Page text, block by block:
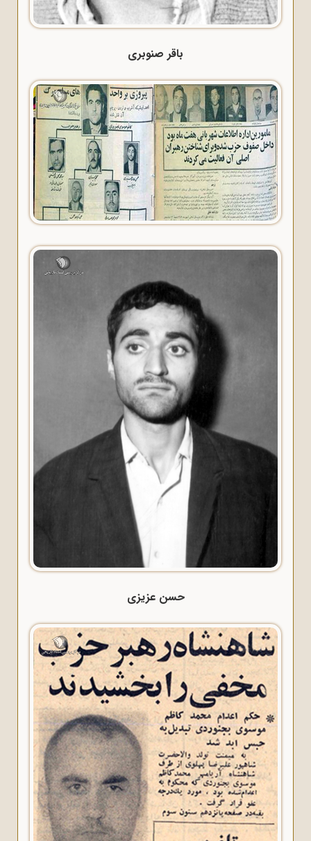
باقر صنوبری
حسن عزیزی